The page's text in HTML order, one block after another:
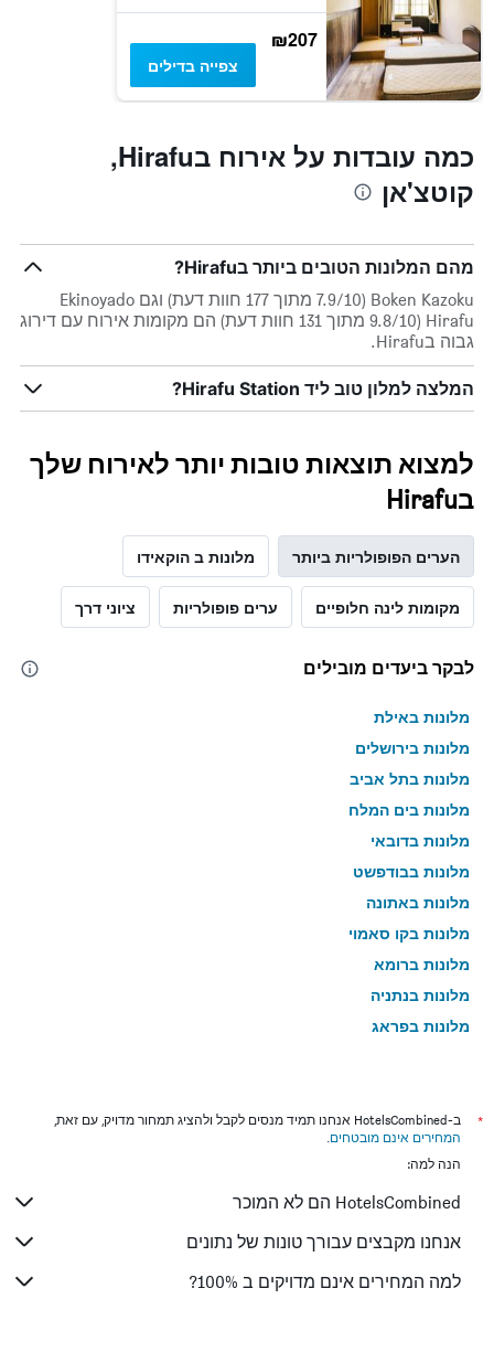
₪207
צפייה בדילים
כמה עובדות על אירוח בHirafu,
קוטצ'אן
מהם המלונות הטובים ביותר בHirafu?
Boken Kazoku (7.9/10 מתוך 177 חוות דעת) וגם Ekinoyado
Hirafu (9.8/10 מתוך 131 חוות דעת) הם מקומות אירוח עם דירוג
גבוה בHirafu.
המלצה למלון טוב ליד Hirafu Station?
למצוא תוצאות טובות יותר לאירוח שלך
בHirafu
הערים הפופולריות ביותר מלונות ב הוקאידו
מקומות לינה חלופיים ערים פופולריות ציוני דרך
לבקר ביעדים מובילים
מלונות באילת
מלונות בירושלים
מלונות בתל אביב
מלונות בים המלח
מלונות בדובאי
מלונות בבודפשט
מלונות באתונה
מלונות בקו סאמוי
מלונות ברומא
מלונות בנתניה
מלונות בפראג
מלונות בניו יורק
מלונות בבנגקוק
מלונות בבוקרשט
מלונות בפאפוס
מלונות בלימסול
*
ב-HotelsCombined אנחנו תמיד מנסים לקבל ולהציג תמחור מדויק, עם זאת,
המחירים אינם מובטחים.
הנה למה:
HotelsCombined הם לא המוכר
אנחנו מקבצים עבורך טונות של נתונים
למה המחירים אינם מדויקים ב 100%?